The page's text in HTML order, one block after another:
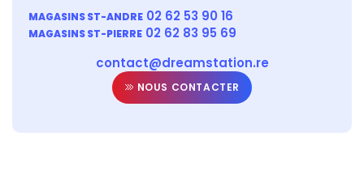
MAGASINS ST-ANDRE 02 62 53 90 16
MAGASINS ST-PIERRE 02 62 83 95 69
contact@dreamstation.re
NOUS CONTACTER